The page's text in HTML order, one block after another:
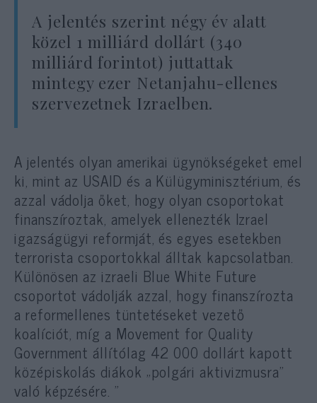
A jelentés szerint négy év alatt
közel 1 milliárd dollárt (340
milliárd forintot) juttattak
mintegy ezer Netanjahu-ellenes
szervezetnek Izraelben.
A jelentés olyan amerikai ügynökségeket emel
ki, mint az USAID és a Külügyminisztérium, és
azzal vádolja őket, hogy olyan csoportokat
finanszíroztak, amelyek ellenezték Izrael
igazságügyi reformját, és egyes esetekben
terrorista csoportokkal álltak kapcsolatban.
Különösen az izraeli Blue White Future
csoportot vádolják azzal, hogy finanszírozta
a reformellenes tüntetéseket vezető
koalíciót, míg a Movement for Quality
Government állítólag 42 000 dollárt kapott
középiskolás diákok „polgári aktivizmusra”
való képzésére. ”